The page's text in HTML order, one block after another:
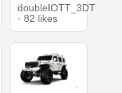
doubleIOTT_3DT
· 82 likes